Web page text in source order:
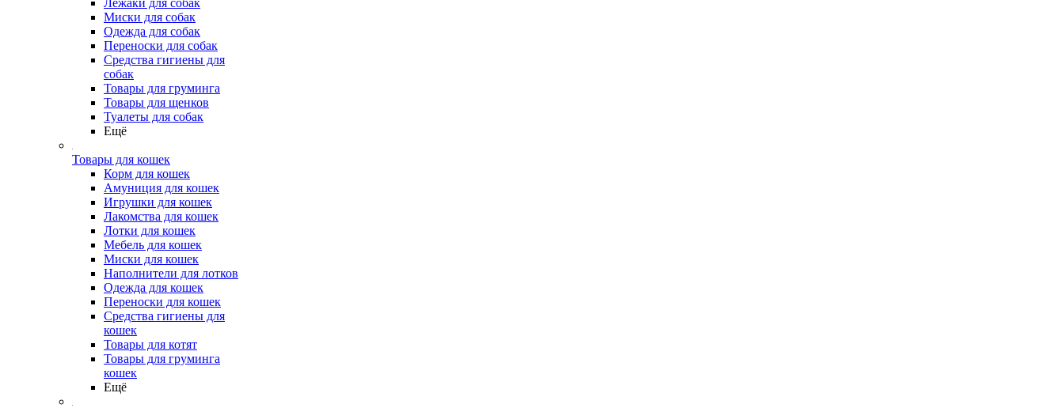
Лежаки для собак
Миски для собак
Одежда для собак
Переноски для собак
Средства гигиены для
собак
Товары для груминга
Товары для щенков
Туалеты для собак
Ещё
Товары для кошек
Корм для кошек
Амуниция для кошек
Игрушки для кошек
Лакомства для кошек
Лотки для кошек
Мебель для кошек
Миски для кошек
Наполнители для лотков
Одежда для кошек
Переноски для кошек
Средства гигиены для
кошек
Товары для котят
Товары для груминга
кошек
Ещё